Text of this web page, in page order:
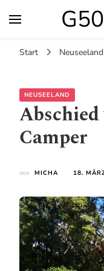
Start Neuseeland
NEUSEELAND
Camper
von MICHA 18.